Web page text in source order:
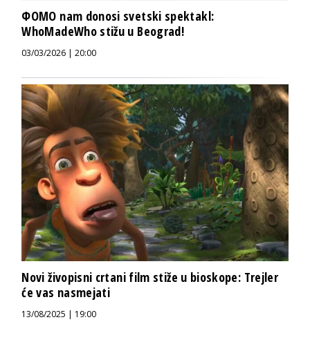
ФOMO nam donosi svetski spektakl:
WhoMadeWho stižu u Beograd!
03/03/2026 | 20:00
Novi živopisni crtani film stiže u bioskope: Trejler
će vas nasmejati
13/08/2025 | 19:00